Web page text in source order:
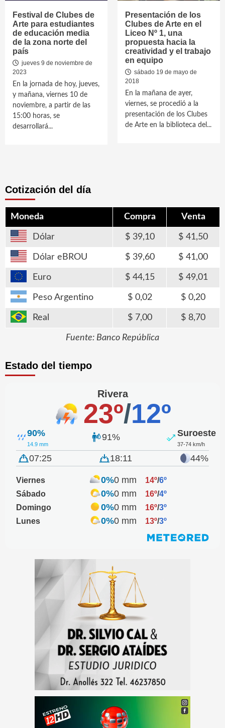
Festival de Clubes de
Arte para estudiantes
de educación media
de la zona norte del
país
jueves 9 de noviembre de
2023
En la jornada de hoy, jueves,
y mañana, viernes 10 de
noviembre, a partir de las
15:00 horas, se
desarrollará...
Presentación de los
Clubes de Arte en el
Liceo Nº 1, una
propuesta hacia la
creatividad y el trabajo
en equipo
sábado 19 de mayo de
2018
En la mañana de ayer,
viernes, se procedió a la
presentación de los Clubes
de Arte en la biblioteca del...
Cotización del día
Moneda Compra Venta
Dólar 39,10 41,50
Dólar eBROU 39,60 41,00
Euro 44,15 49,01
Peso Argentino 0,02 0,20
Real 7,00 8,70
Fuente: Banco República
Estado del tiempo
Rivera
23º/12º
90%
14.9 mm
91% Suroeste
37-74 km/h
07:25 18:11 44%
Viernes 0%0 mm 14º/6º
Sábado
0%0 mm 16º/4º
Domingo
0%0 mm 16º/3º
Lunes
0%0 mm 13º/3º